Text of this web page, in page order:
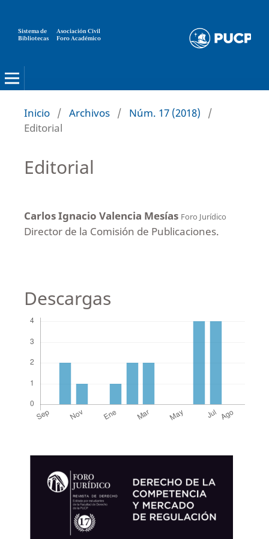
Sistema de
Bibliotecas
Asociación Civil
Foro Académico
Inicio / Archivos / Núm. 17 (2018)
/
Editorial
Editorial
Carlos Ignacio Valencia Mesías Foro Jurídico
Director de la Comisión de Publicaciones.
Descargas